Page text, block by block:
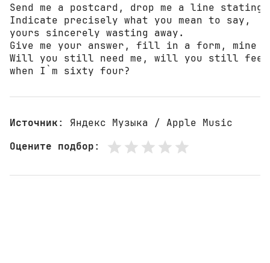
Send me a postcard, drop me a line
Indicate precisely what you mean to say,
yours sincerely wasting away.
Give me your answer, fill in a form, mine
Will you still need me, will you still feed
when I`m sixty four?
Источник: Яндекс Музыка / Apple Music
Оцените подбор: